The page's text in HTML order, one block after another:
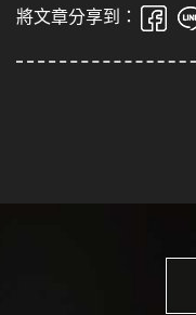
將文章分享到：